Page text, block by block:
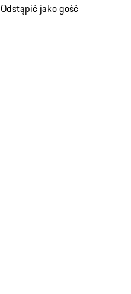
Odstąpić jako gość